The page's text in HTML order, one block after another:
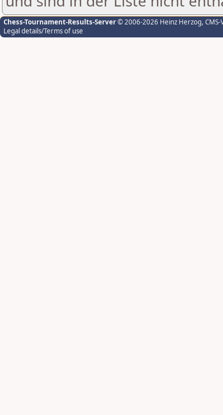
Chess-Tournament-Results-Server© 2006-2026 Heinz Herzog,
Legal details/Terms of use